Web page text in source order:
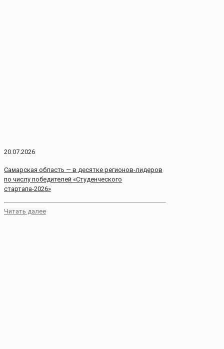
20.07.2026
Самарская область — в десятке регионов-лидеров
по числу победителей «Студенческого
стартапа-2026»
Читать далее